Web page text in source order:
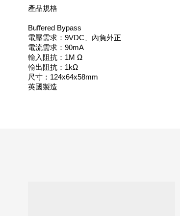
產品規格
Buffered Bypass
電壓需求：9VDC、內負外正
電流需求：90mA
輸入阻抗：1M Ω
輸出阻抗：1kΩ
尺寸：124x64x58mm
英國製造